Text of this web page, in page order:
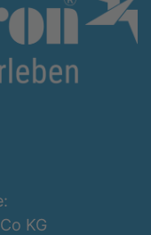
KG